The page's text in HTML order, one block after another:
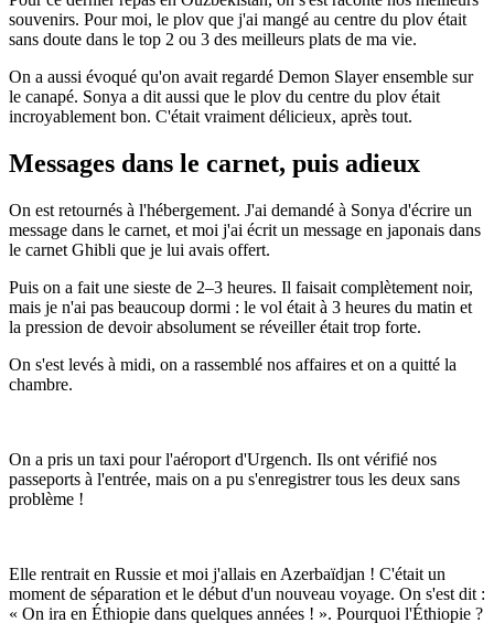
souvenirs. Pour moi, le plov que j'ai mangé au centre du plov était
sans doute dans le top 2 ou 3 des meilleurs plats de ma vie.
On a aussi évoqué qu'on avait regardé Demon Slayer ensemble sur
le canapé. Sonya a dit aussi que le plov du centre du plov était
incroyablement bon. C'était vraiment délicieux, après tout.
Messages dans le carnet, puis adieux
On est retournés à l'hébergement. J'ai demandé à Sonya d'écrire un
message dans le carnet, et moi j'ai écrit un message en japonais dans
le carnet Ghibli que je lui avais offert.
Puis on a fait une sieste de 2–3 heures. Il faisait complètement noir,
mais je n'ai pas beaucoup dormi : le vol était à 3 heures du matin et
la pression de devoir absolument se réveiller était trop forte.
On s'est levés à midi, on a rassemblé nos affaires et on a quitté la
chambre.
On a pris un taxi pour l'aéroport d'Urgench. Ils ont vérifié nos
passeports à l'entrée, mais on a pu s'enregistrer tous les deux sans
problème !
Elle rentrait en Russie et moi j'allais en Azerbaïdjan ! C'était un
moment de séparation et le début d'un nouveau voyage. On s'est dit :
« On ira en Éthiopie dans quelques années ! ». Pourquoi l'Éthiopie ?